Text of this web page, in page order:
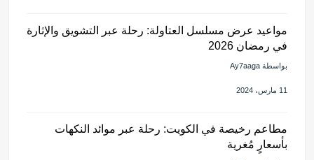
مواعيد عرض مسلسل العتاولة: رحلة عبر التشويق والإثارة
في رمضان 2026
بواسطة Ay7aaga
11 مارس، 2024
مطاعم رخيصة في الكويت: رحلة عبر موائد النكهات
بأسعارٍ مُغرية